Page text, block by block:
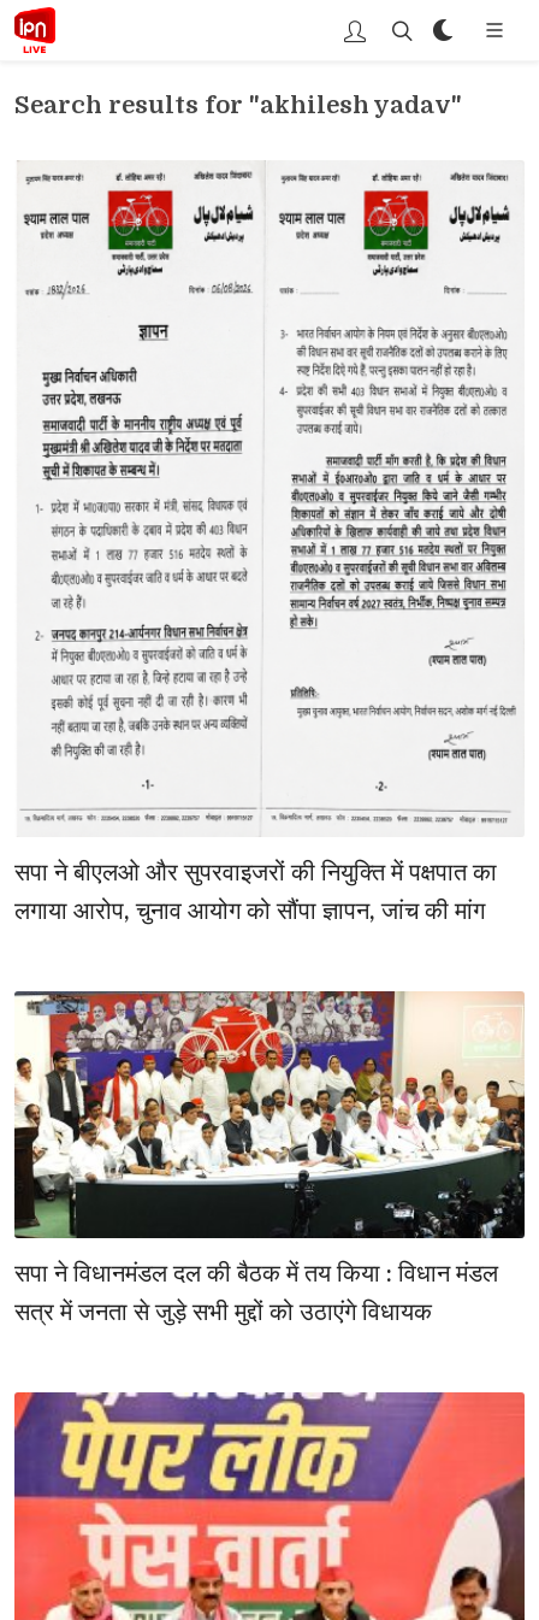
Search results for "akhilesh yadav"
सपा ने बीएलओ और सुपरवाइजरों की नियुक्ति में पक्षपात का
लगाया आरोप, चुनाव आयोग को सौंपा ज्ञापन, जांच की मांग
सपा ने विधानमंडल दल की बैठक में तय किया : विधान मंडल
सत्र में जनता से जुड़े सभी मुद्दों को उठाएंगे विधायक